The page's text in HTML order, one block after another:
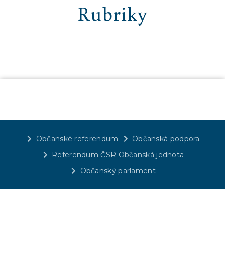
Rubriky
Občanské referendum
Občanská podpora
Referendum ČSR Občanská jednota
Občanský parlament